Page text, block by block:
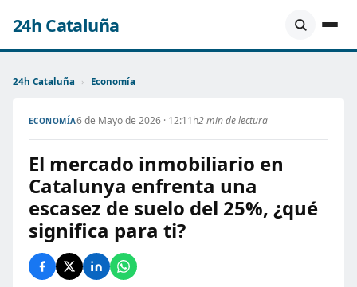
24h Cataluña
24h Cataluña › Economía
ECONOMÍA6 de Mayo de 2026 · 12:11h2 min de lectura
El mercado inmobiliario en
Catalunya enfrenta una
escasez de suelo del 25%, ¿qué
significa para ti?